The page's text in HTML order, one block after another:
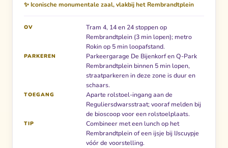
✨ Iconische monumentale zaal, vlakbij het Rembrandtplein
OV
Tram 4, 14 en 24 stoppen op
Rembrandtplein (3 min lopen); metro
Rokin op 5 min loopafstand.
PARKEREN
Parkeergarage De Bijenkorf en Q-Park
Rembrandtplein binnen 5 min lopen,
straatparkeren in deze zone is duur en
schaars.
TOEGANG
Aparte rolstoel-ingang aan de
Reguliersdwarsstraat; vooraf melden bij
de bioscoop voor een rolstoelplaats.
TIP
Combineer met een lunch op het
Rembrandtplein of een ijsje bij IJscuypje
vóór de voorstelling.